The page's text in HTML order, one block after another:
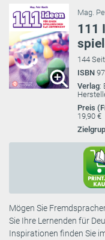
Mag.
111
144
ISBN
Verlag:
Preis
19,90 €
Mögen Sie
Sie Ihre Lernenden für
Inspirationen finden Sie